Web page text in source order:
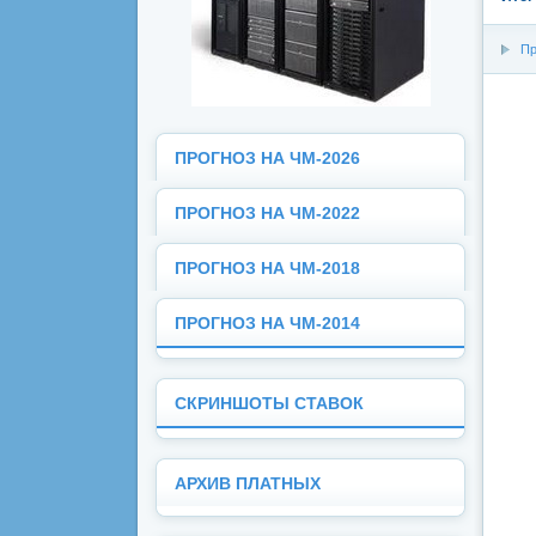
ПРОГНОЗ НА ЧМ-2026
ПРОГНОЗ НА ЧМ-2022
ПРОГНОЗ НА ЧМ-2018
ПРОГНОЗ НА ЧМ-2014
СКРИНШОТЫ СТАВОК
АРХИВ ПЛАТНЫХ